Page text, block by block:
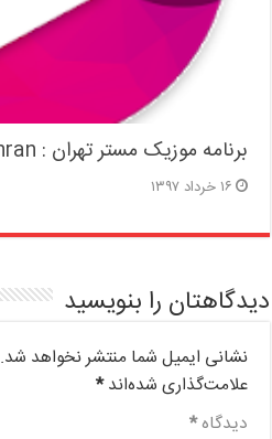
برنامه موزیک مستر تهران : MrTehran
۱۶ خرداد ۱۳۹۷
دیدگاهتان را بنویسید
نشانی ایمیل شما منتشر نخواهد شد.
علامت‌گذاری شده‌اند*
دیدگاه*